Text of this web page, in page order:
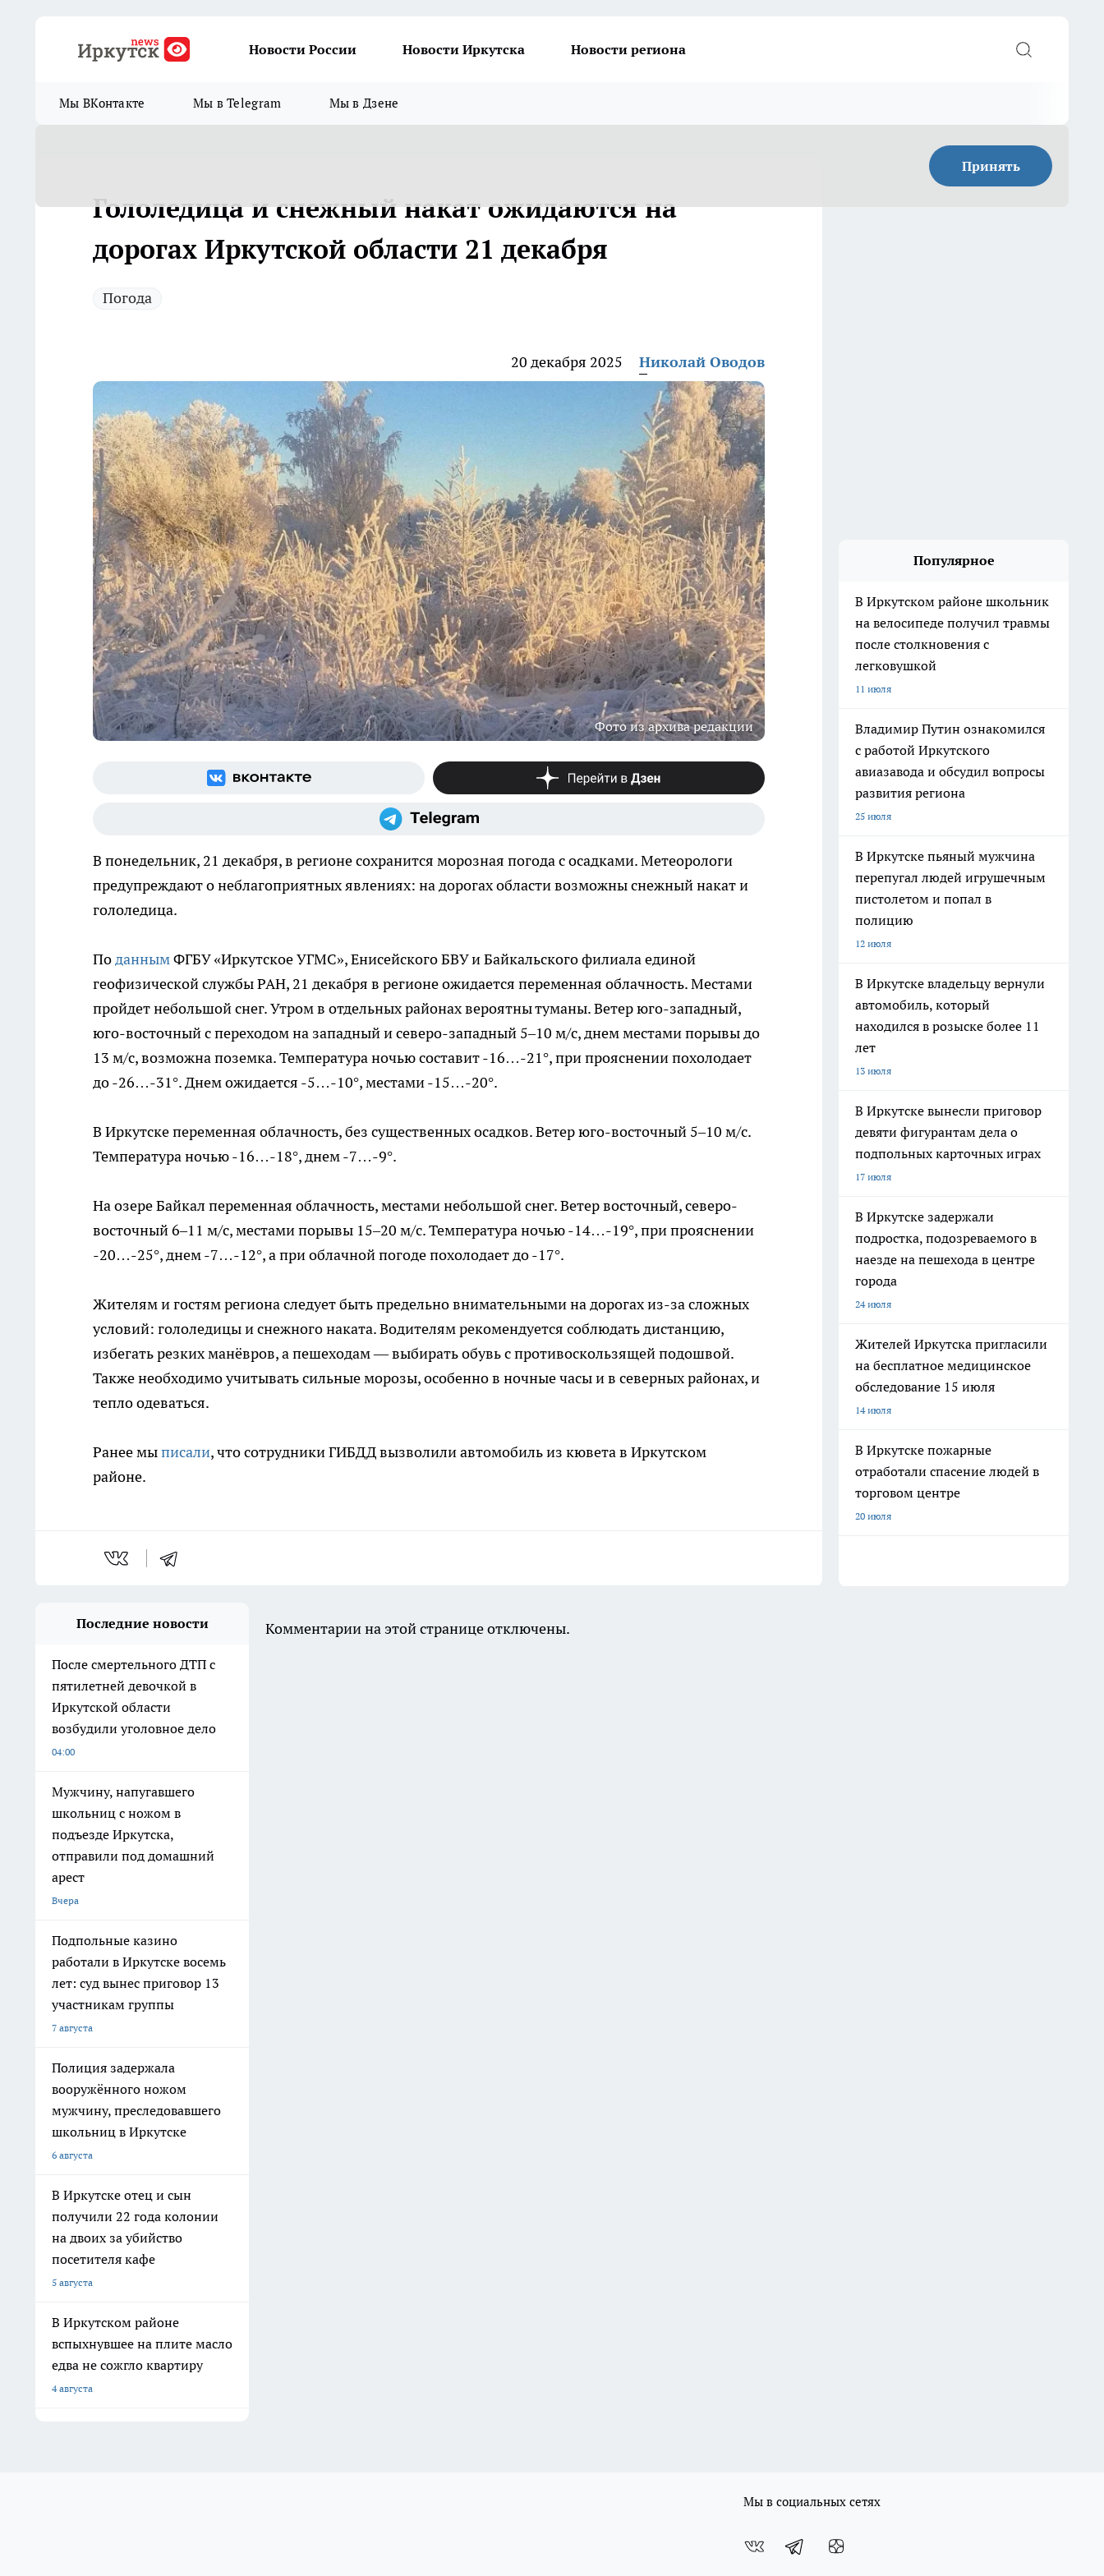
Новости России Новости Иркутска Новости региона
Мы ВКонтакте Мы в Telegram Мы в Дзене
Принять
Гололедица и снежный накат ожидаются на
дорогах Иркутской области 21 декабря
Погода
20 декабря 2025 Николай Оводов
Фото из архива редакции
В понедельник, 21 декабря, в регионе сохранится морозная погода с осадками. Метеорологи
предупреждают о неблагоприятных явлениях: на дорогах области возможны снежный накат и
гололедица.
ПоданнымФГБУ «Иркутское УГМС», Енисейского БВУ и Байкальского филиала единой
геофизической службы РАН, 21 декабря в регионе ожидается переменная облачность. Местами
пройдет небольшой снег. Утром в отдельных районах вероятны туманы. Ветер юго-западный,
юго-восточный с переходом на западный и северо-западный 5–10 м/с, днем местами порывы до
13 м/с, возможна поземка. Температура ночью составит -16…-21°, при прояснении похолодает
до -26…-31°. Днем ожидается -5…-10°, местами -15…-20°.
В Иркутске переменная облачность, без существенных осадков. Ветер юго-восточный 5–10 м/с.
Температура ночью -16…-18°, днем -7…-9°.
На озере Байкал переменная облачность, местами небольшой снег. Ветер восточный, северо-
восточный 6–11 м/с, местами порывы 15–20 м/с. Температура ночью -14…-19°, при прояснении
-20…-25°, днем -7…-12°, а при облачной погоде похолодает до -17°.
Жителям и гостям региона следует быть предельно внимательными на дорогах из-за сложных
условий: гололедицы и снежного наката. Водителям рекомендуется соблюдать дистанцию,
избегать резких манёвров, а пешеходам — выбирать обувь с противоскользящей подошвой.
Также необходимо учитывать сильные морозы, особенно в ночные часы и в северных районах, и
тепло одеваться.
Ранее мыписали, что сотрудники ГИБДД вызволили автомобиль из кювета в Иркутском
районе.
Популярное
В Иркутском районе школьник
на велосипеде получил травмы
после столкновения с
легковушкой
11 июля
Владимир Путин ознакомился
с работой Иркутского
авиазавода и обсудил вопросы
развития региона
25 июля
В Иркутске пьяный мужчина
перепугал людей игрушечным
пистолетом и попал в
полицию
12 июля
В Иркутске владельцу вернули
автомобиль, который
находился в розыске более 11
лет
13 июля
В Иркутске вынесли приговор
девяти фигурантам дела о
подпольных карточных играх
17 июля
В Иркутске задержали
подростка, подозреваемого в
наезде на пешехода в центре
города
24 июля
Жителей Иркутска пригласили
на бесплатное медицинское
обследование 15 июля
14 июля
В Иркутске пожарные
отработали спасение людей в
торговом центре
20 июля
Последние новости
После смертельного ДТП с
пятилетней девочкой в
Иркутской области
возбудили уголовное дело
04:00
Мужчину, напугавшего
школьниц с ножом в
подъезде Иркутска,
отправили под домашний
арест
Вчера
Подпольные казино
работали в Иркутске восемь
лет: суд вынес приговор 13
участникам группы
7 августа
Полиция задержала
вооружённого ножом
мужчину, преследовавшего
школьниц в Иркутске
6 августа
В Иркутске отец и сын
получили 22 года колонии
на двоих за убийство
посетителя кафе
5 августа
В Иркутском районе
вспыхнувшее на плите масло
едва не сожгло квартиру
4 августа
Комментарии на этой странице отключены.
Мы в социальных сетях